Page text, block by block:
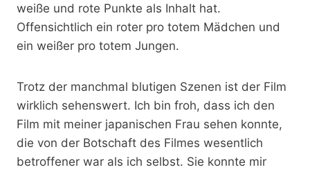
weiße und rote Punkte als Inhalt hat.
Offensichtlich ein roter pro totem Mädchen und
ein weißer pro totem Jungen.
Trotz der manchmal blutigen Szenen ist der Film
wirklich sehenswert. Ich bin froh, dass ich den
Film mit meiner japanischen Frau sehen konnte,
die von der Botschaft des Filmes wesentlich
betroffener war als ich selbst. Sie konnte mir